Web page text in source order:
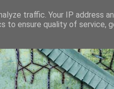
traffic. Your IP address
to ensure quality of service,